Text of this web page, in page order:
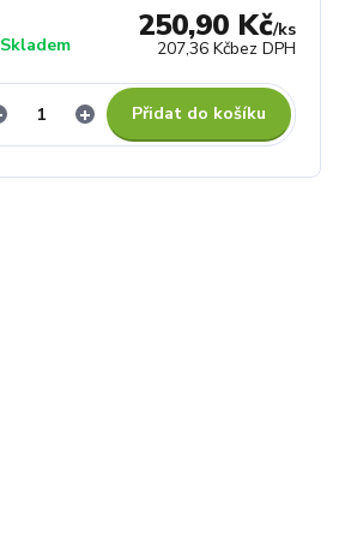
250,90 Kč/ks
207,36 Kčbez DPH
Skladem
Přidat do košíku